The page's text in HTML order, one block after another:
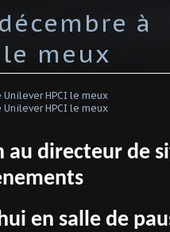
à
meux
directeur de
en salle de